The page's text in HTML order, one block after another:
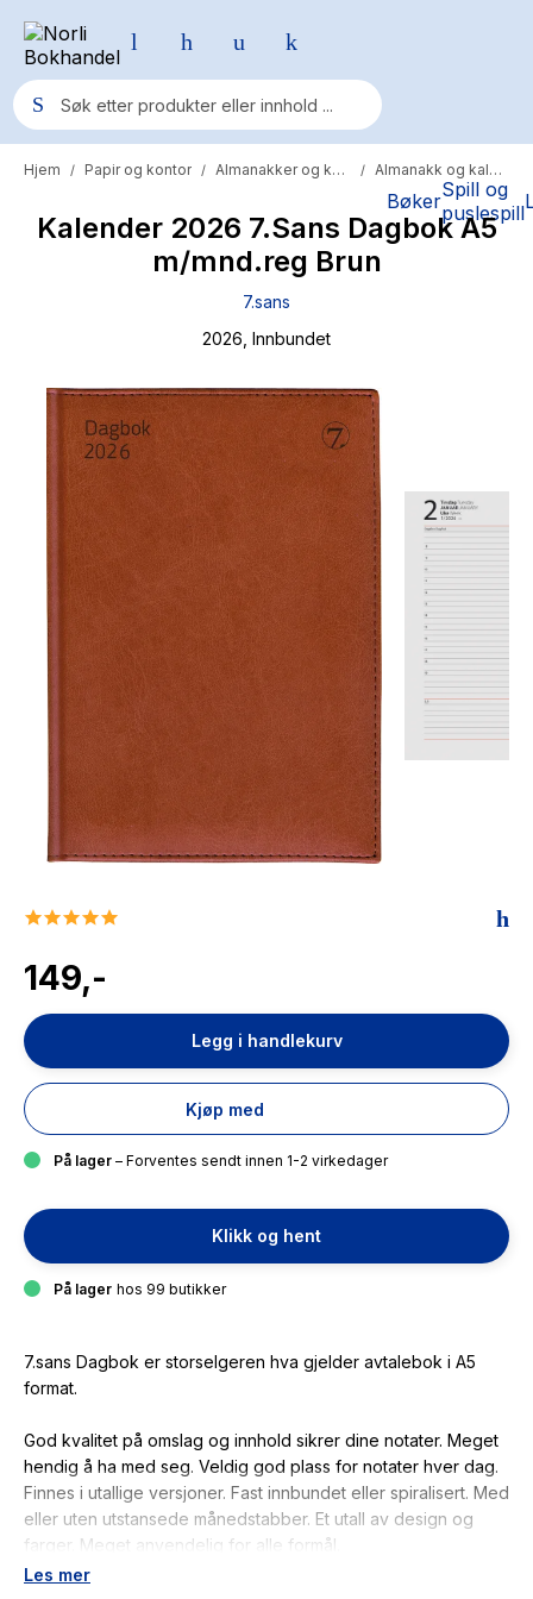
BøkerSpill og
puslespill
Populære søk
Pokemon
Fury Bound - Sable Sorensen
Elizabeth Strout
Hitster
Hypopressiv trening
The Housemaid
Hjem / Papir og kontor / Almanakker og kalendere / Almanakk og kalenderbok
Kalender 2026 7.Sans Dagbok A5
m/mnd.reg Brun
7.sans
2026 , Innbundet
5.0
rating
149,-
Legg i handlekurv
Kjøp med
På lager – Forventes sendt innen 1-2 virkedager
Klikk og hent
På lager hos 99 butikker
7.sans Dagbok er storselgeren hva gjelder avtalebok i A5
format.
God kvalitet på omslag og innhold sikrer dine notater. Meget
hendig å ha med seg. Veldig god plass for notater hver dag.
Finnes i utallige versjoner. Fast innbundet eller spiralisert. Med
eller uten utstansede månedstabber. Et utall av design og
farger. Meget anvendelig for alle formål.
Les mer